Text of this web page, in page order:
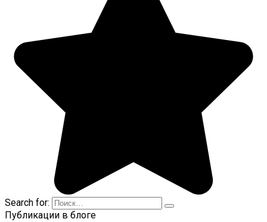
Search for:
Публикации в блоге